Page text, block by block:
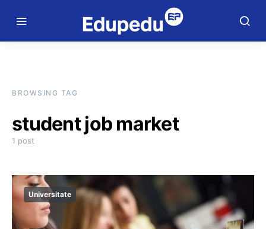
BROWSING TAG
student job market
1 post
Universitate